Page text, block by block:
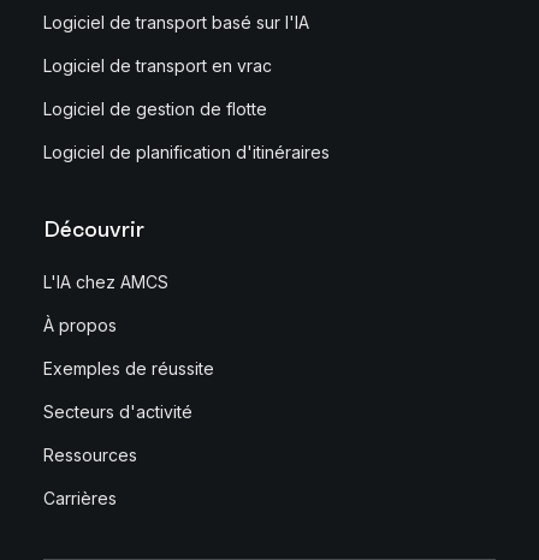
Logiciel de transport basé sur l'IA
Logiciel de transport en vrac
Logiciel de gestion de flotte
Logiciel de planification d'itinéraires
Découvrir
L'IA chez AMCS
À propos
Exemples de réussite
Secteurs d'activité
Ressources
Carrières